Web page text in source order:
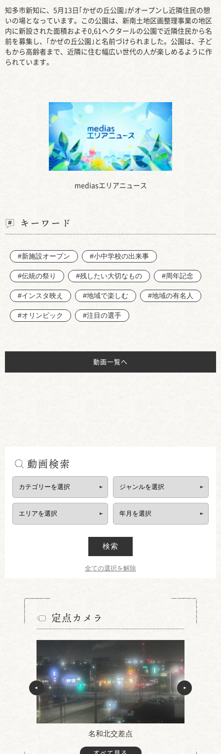
mediasエリアニュース
知多市新知に、5月13日｢かぜの丘公園｣がオープンし近隣住民の憩
いの場となっています。この公園は、新南土地区画整理事業の地区
内に新設された面積およそ0,61ヘクタールの公園で近隣住民から名
前を募集し、｢かぜの丘公園｣と名前づけられました。公園は、子ど
もから高齢者まで、近隣に住む幅広い世代の人が楽しめるように作
られています。
キーワード
#新施設オープン #小中学校の出来事
#伝統の祭り #残したい大切なもの #周年記念
#インスタ映え #地域で楽しむ #地域の有名人
#オリンピック #注目の選手
動画一覧へ
動画検索
検索
全ての選択を解除
定点カメラ
名和北交差点